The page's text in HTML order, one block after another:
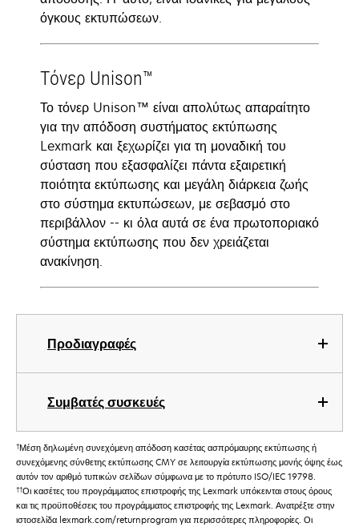
Προδιαγραφές
Συμβατές συσκευές
όγκους εκτυπώσεων.
Τόνερ Unison™
Το τόνερ Unison™ είναι απολύτως απαραίτητο
για την απόδοση συστήματος εκτύπωσης
Lexmark και ξεχωρίζει για τη μοναδική του
σύσταση που εξασφαλίζει πάντα εξαιρετική
ποιότητα εκτύπωσης και μεγάλη διάρκεια ζωής
στο σύστημα εκτυπώσεων, με σεβασμό στο
περιβάλλον -- κι όλα αυτά σε ένα πρωτοποριακό
σύστημα εκτύπωσης που δεν χρειάζεται
ανακίνηση.
†Μέση δηλωμένη συνεχόμενη απόδοση κασέτας ασπρόμαυρης εκτύπωσης ή
συνεχόμενης σύνθετης εκτύπωσης CMY σε λειτουργία εκτύπωσης μονής όψης έως
αυτόν τον αριθμό τυπικών σελίδων σύμφωνα με το πρότυπο ISO/IEC 19798.
††Οι κασέτες του προγράμματος επιστροφής της Lexmark υπόκεινται στους όρους
και τις προϋποθέσεις του προγράμματος επιστροφής της Lexmark. Ανατρέξτε στην
ιστοσελίδα lexmark.com/returnprogram για περισσότερες πληροφορίες. Οι